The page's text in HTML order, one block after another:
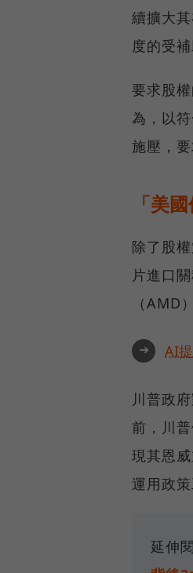
續擴大
度的受
要求股
為，以
施壓，
「美
除了股
片進口
（AMD
➜ AI
川普政
前，川
現其恩
運用政
延伸